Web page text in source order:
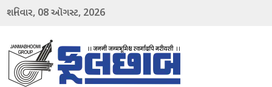
શનિવાર, 08ઑગસ્ટ, 2026